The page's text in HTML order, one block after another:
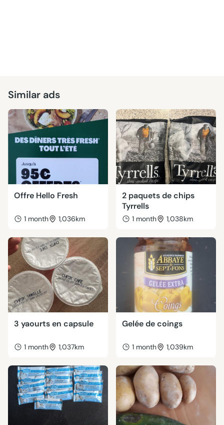
Similar ads
Offre Hello Fresh
1 month 1,036km
2 paquets de chips
Tyrrells
1 month 1,038km
3 yaourts en capsule
1 month 1,037km
Gelée de coings
1 month 1,039km